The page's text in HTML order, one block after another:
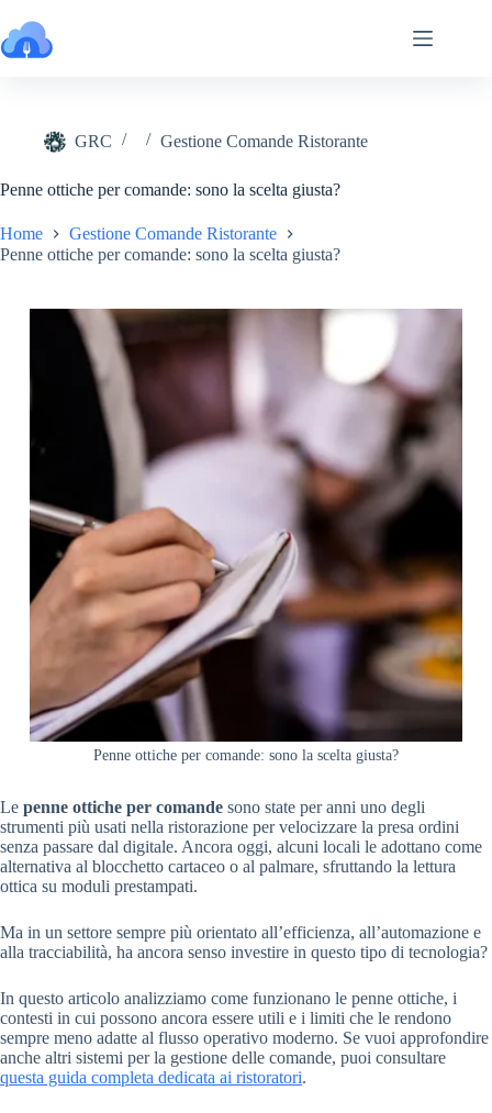
al
contenuto
GRC Gestione Comande Ristorante
Penne ottiche per comande: sono la scelta giusta?
Home
Gestione Comande Ristorante
Penne ottiche per comande: sono la scelta giusta?
Penne ottiche per comande: sono la scelta giusta?
Le penne ottiche per comande sono state per anni uno degli
strumenti più usati nella ristorazione per velocizzare la presa ordini
senza passare dal digitale. Ancora oggi, alcuni locali le adottano come
alternativa al blocchetto cartaceo o al palmare, sfruttando la lettura
ottica su moduli prestampati.
Ma in un settore sempre più orientato all’efficienza, all’automazione e
alla tracciabilità, ha ancora senso investire in questo tipo di tecnologia?
In questo articolo analizziamo come funzionano le penne ottiche, i
contesti in cui possono ancora essere utili e i limiti che le rendono
sempre meno adatte al flusso operativo moderno. Se vuoi approfondire
anche altri sistemi per la gestione delle comande, puoi consultare
questa guida completa dedicata ai ristoratori.